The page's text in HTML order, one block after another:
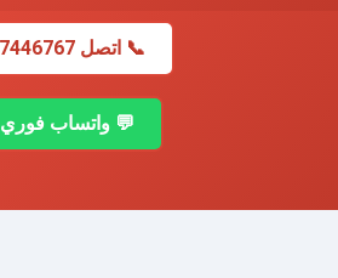
📞 اتصل 97446767
💬 واتساب فوري